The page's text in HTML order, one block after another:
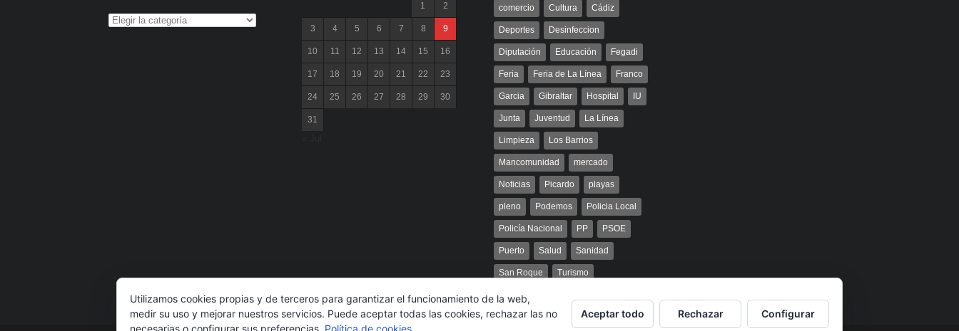
1 2
3 4 5 6 7 8 9
10 11 12 13 14 15 16
17 18 19 20 21 22 23
24 25 26 27 28 29 30
31
comercio Cultura Cádiz
Deportes Desinfeccion
Diputación Educación Fegadi
Feria Feria de La Línea Franco
Garcia Gibraltar Hospital IU
Junta Juventud La Línea
Limpieza Los Barrios
Mancomunidad mercado
Noticias Picardo playas
pleno Podemos Policia Local
Policía Nacional PP PSOE
Puerto Salud Sanidad
San Roque Turismo
Utilizamos cookies propias y de terceros para garantizar el funcionamiento de la web,
medir su uso y mejorar nuestros servicios. Puede aceptar todas las cookies, rechazar las no
necesarias o configurar sus preferencias. Política de cookies
Aceptar todo Rechazar Configurar